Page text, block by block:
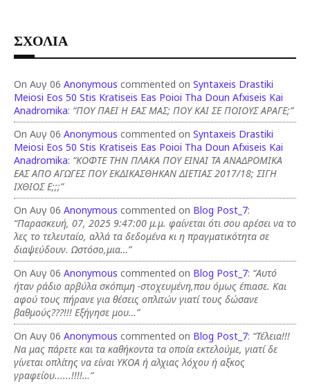
ΣΧΟΛΙΑ
On Αυγ 06 Anonymous commented on Syntaxeis Drastiki
Meiosi Eos 50 Stis Kratiseis Eas Poioi Tha Doun Afxiseis Kai
Anadromika: “ΠΟΥ ΠΑΕΙ Η ΕΑΣ ΜΑΣ; ΠΟΥ ΚΑΙ ΣΕ ΠΟΙΟΥΣ ΑΡΑΓΕ;”
On Αυγ 06 Anonymous commented on Syntaxeis Drastiki
Meiosi Eos 50 Stis Kratiseis Eas Poioi Tha Doun Afxiseis Kai
Anadromika: “ΚΟΦΤΕ ΤΗΝ ΠΛΑΚΑ ΠΟΥ ΕΙΝΑΙ ΤΑ ΑΝΑΔΡΟΜΙΚΑ
ΕΑΣ ΑΠΟ ΑΓΩΓΕΣ ΠΟΥ ΕΚΔΙΚΑΣΘΗΚΑΝ ΔΙΕΤΙΑΣ 2017/18; ΣΙΓΗ
ΙΧΘΙΟΣ Ε;;;”
On Αυγ 06 Anonymous commented on Blog Post_7:
“Παρασκευή, 07, 2025 9:47:00 μ.μ. φαίνεται ότι σου αρέσει να το
λες το τελευταίο, αλλά τα δεδομένα κι η πραγματικότητα σε
διαψεύδουν. Ωστόσο,μια…”
On Αυγ 06 Anonymous commented on Blog Post_7: “Αυτό
ήταν ράδιο αρβύλα σκόπιμη -στοχευμένη,που όμως έπιασε. Και
αφού τους πήρανε για θέσεις οπλιτών γιατί τους δώσανε
βαθμούς???!!! Εξήγησε μου…”
On Αυγ 06 Anonymous commented on Blog Post_7: “Τέλεια!!!
Να μας πάρετε και τα καθήκοντα τα οποία εκτελούμε, γιατί δε
γίνεται οπλίτης να είναι ΥΚΟΑ ή αλχιας λόχου ή αξκος
γραφείου......!!!!…”